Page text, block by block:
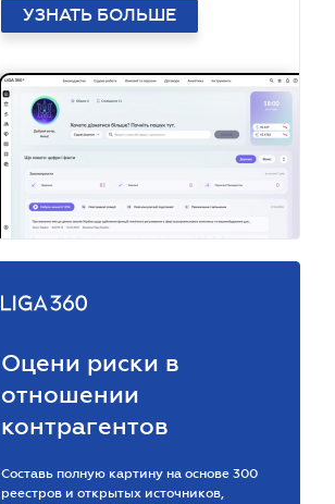
УЗНАТЬ БОЛЬШЕ
Оцени риски в
отношении
контрагентов
Составь полную картину на основе 300
реестров и открытых источников,